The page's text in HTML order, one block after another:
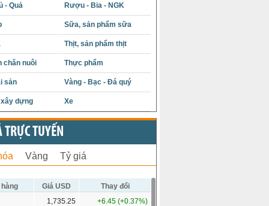
- Quả Rượu - Bia - NGK
Sữa, sản phẩm sữa
Thịt, sản phẩm thịt
chăn nuôi Thực phẩm
sản Vàng - Bạc - Đá quý
dựng Xe
TRỰC TUYẾN
Vàng Tỷ giá
Giá USD
Thay đổi
1,735.25 +6.45 (+0.37%)